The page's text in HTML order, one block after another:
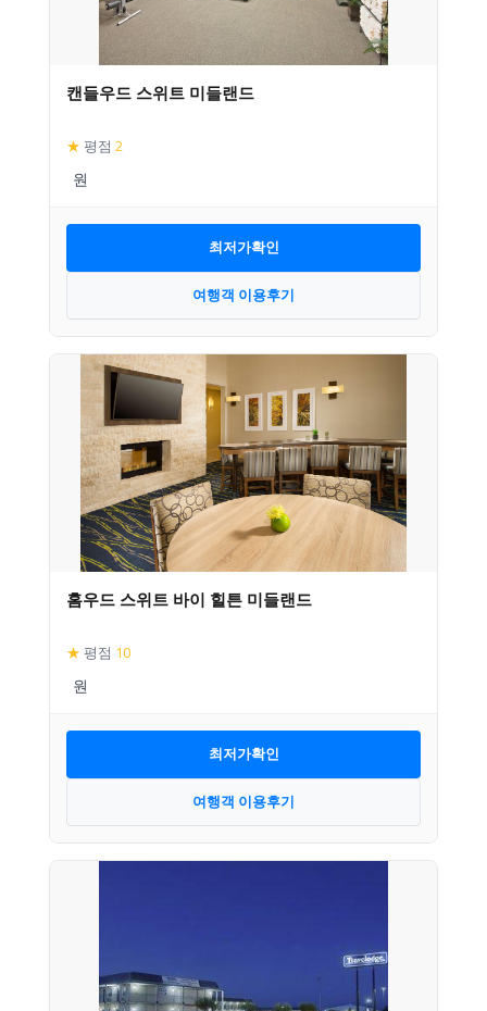
캔들우드 스위트 미들랜드
★ 평점 2
최저가확인
여행객 이용후기
홈우드 스위트 바이 힐튼 미들랜드
★ 평점 10
최저가확인
여행객 이용후기